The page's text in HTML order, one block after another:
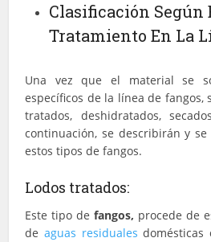
Clasificación Según
Tratamiento En La
Una vez que el material se
específicos de la línea de fangos,
tratados, deshidratados,
continuación, se describirán y
estos tipos de fangos.
Lodos tratados:
Este tipo defangos, procede de
de aguas residuales domésticas